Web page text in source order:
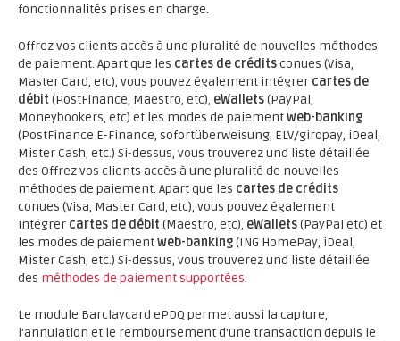
fonctionnalités prises en charge.
Offrez vos clients accès à une pluralité de nouvelles méthodes
de paiement. Apart que les cartes de créditsconues (Visa,
Master Card, etc), vous pouvez également intégrer cartes de
débit (PostFinance, Maestro, etc), eWallets(PayPal,
Moneybookers, etc) et les modes de paiementweb-banking
(PostFinance E-Finance, sofortüberweisung, ELV/giropay, iDeal,
Mister Cash, etc.) Si-dessus, vous trouverez und liste détaillée
des Offrez vos clients accès à une pluralité de nouvelles
méthodes de paiement. Apart que les cartes de crédits
conues (Visa, Master Card, etc), vous pouvez également
intégrer cartes de débit (Maestro, etc), eWallets(PayPal etc) et
les modes de paiementweb-banking(ING HomePay, iDeal,
Mister Cash, etc.) Si-dessus, vous trouverez und liste détaillée
des méthodes de paiement supportées.
Le module Barclaycard ePDQ permet aussi la capture,
l'annulation et le remboursement d'une transaction depuis le